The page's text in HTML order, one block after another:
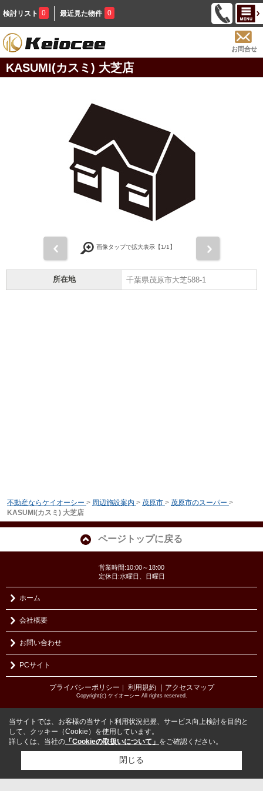
検討リスト 0 最近見た物件 0
お問合せ
KASUMI(カスミ) 大芝店
画像タップで拡大表示【1/1】
所在地 千葉県茂原市大芝588-1
不動産ならケイオーシー > 周辺施設案内 > 茂原市 > 茂原市のスーパー >
KASUMI(カスミ) 大芝店
ページトップに戻る
営業時間:10:00～18:00
定休日:水曜日、日曜日
ホーム
会社概要
お問い合わせ
PCサイト
プライバシーポリシー ｜ 利用規約 ｜アクセスマップ
Copyright(c) ケイオーシー All rights reserved.
当サイトでは、お客様の当サイト利用状況把握、サービス向上検討を目的と
して、クッキー（Cookie）を使用しています。
詳しくは、当社の 「Cookieの取扱いについて」 をご確認ください。
閉じる